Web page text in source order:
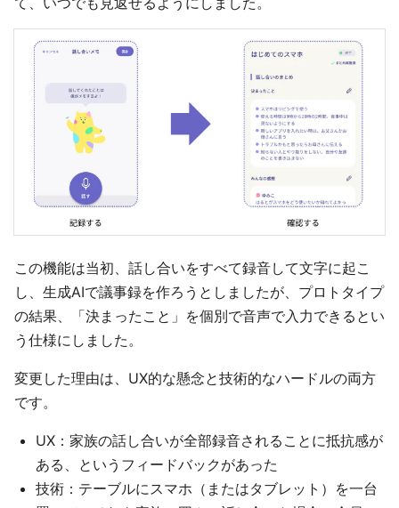
この機能は当初、話し合いをすべて録音して文字に起こ
し、生成AIで議事録を作ろうとしましたが、プロトタイプ
の結果、「決まったこと」を個別で音声で入力できるとい
う仕様にしました。
変更した理由は、UX的な懸念と技術的なハードルの両方
です。
UX：家族の話し合いが全部録音されることに抵抗感が
ある、というフィードバックがあった
技術：テーブルにスマホ（またはタブレット）を一台